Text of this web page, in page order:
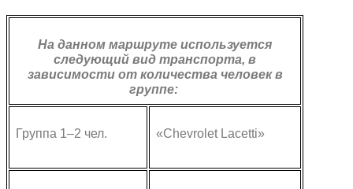
На данном маршруте используется
следующий вид транспорта, в
зависимости от количества человек в
группе:
Группа 1–2 чел. «Chevrolet Lacetti»